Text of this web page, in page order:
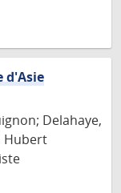
d'Asie
Delahaye,
Hubert